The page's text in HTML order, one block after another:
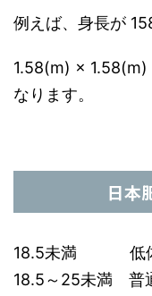
例えば、身長が
1.58(m) ×
なります。
日本
18.5未満 低体
18.5～25未満 普